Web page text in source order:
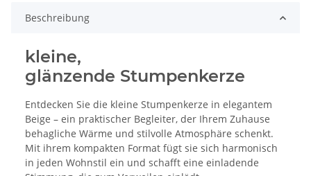
Beschreibung
kleine,
glänzende Stumpenkerze
Entdecken Sie die kleine Stumpenkerze in elegantem
Beige – ein praktischer Begleiter, der Ihrem Zuhause
behagliche Wärme und stilvolle Atmosphäre schenkt.
Mit ihrem kompakten Format fügt sie sich harmonisch
in jeden Wohnstil ein und schafft eine einladende